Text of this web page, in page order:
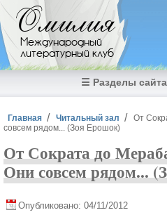
Перейти к основному содержанию
Омилия
Международный
литературный клуб
☰ Разделы сайта
Вы здесь
Главная Читальный зал
От
совсем рядом... (Зоя Ерошок)
От Сократа до
Они совсем рядом...
Опубликовано: 04/11/2012